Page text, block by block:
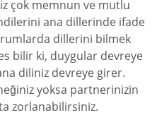
çok memnun ve mutlu
ana dillerinde ifade
dillerini bilmek
bilir ki, duygular devreye
diliniz devreye girer.
yoksa partnerinizin
zorlanabilirsiniz.